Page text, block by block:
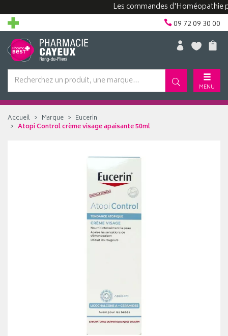
Les commandes d'Homéopathie
09 72 09 30 00
MENU
Accueil Marque
Eucerin
Atopi Control crème visage apaisante 50ml